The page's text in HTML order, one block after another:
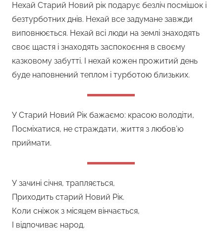
Нехай Старий Новий рік подарує безліч посмішок і
безтурботних днів. Нехай все задумане завжди
виповнюється. Нехай всі люди на землі знаходять
своє щастя і знаходять заспокоєння в своєму
казковому забутті. І нехай кожен прожитий день
буде наповнений теплом і турботою близьких.
У Старий Новий Рік бажаємо: красою володіти,
Посміхатися, не страждати, життя з любов’ю
приймати.
У зачині січня, трапляється,
Приходить старий Новий Рік.
Коли сніжок з місяцем вінчається,
І відпочиває народ.